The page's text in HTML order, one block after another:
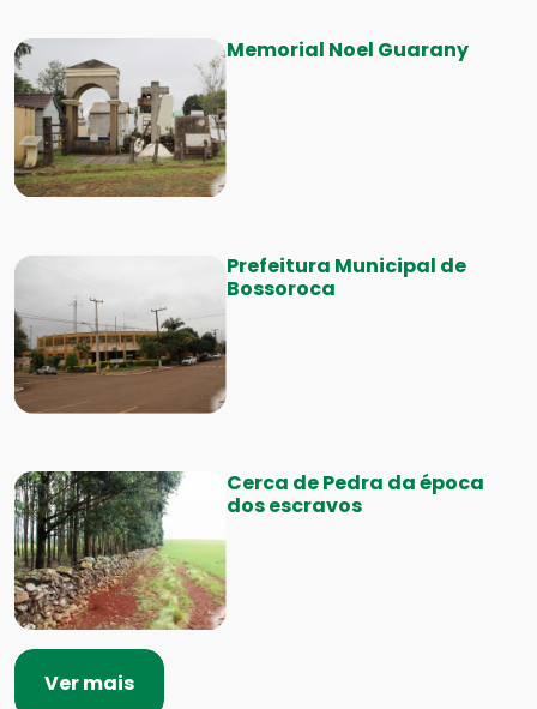
Memorial Noel Guarany
Prefeitura Municipal de
Bossoroca
Cerca de Pedra da época
dos escravos
Ver mais